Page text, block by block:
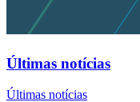
Últimas notícias
Últimas notícias